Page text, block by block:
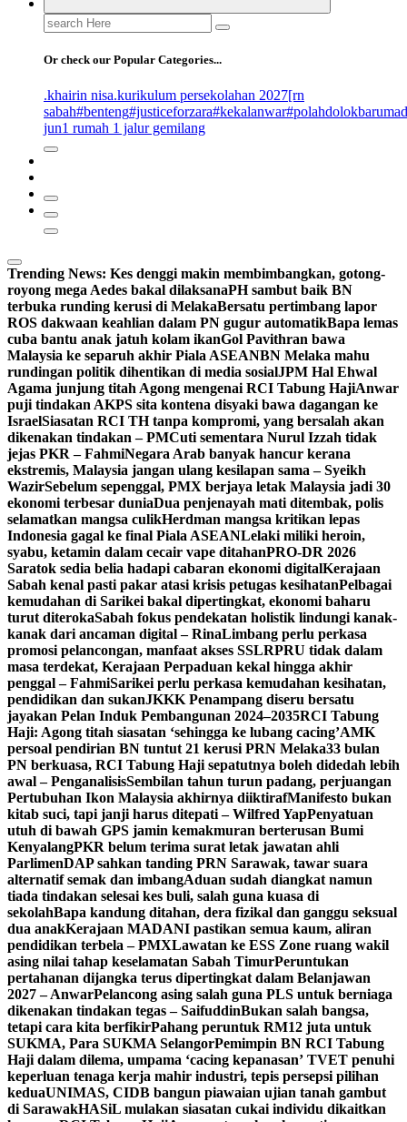
Search
for:
Or check our Popular Categories...
.khairin nisa.kurikulum persekolahan 2027[rn
sabah#benteng#justiceforzara#kekalanwar
jun1 rumah 1 jalur gemilang
Trending News: Kes denggi makin membimbangkan, gotong-
royong mega Aedes bakal dilaksanaPH sambut baik BN
terbuka runding kerusi di MelakaBersatu pertimbang lapor
ROS dakwaan keahlian dalam PN gugur automatikBapa lemas
cuba bantu anak jatuh kolam ikanGol Pavithran bawa
Malaysia ke separuh akhir Piala ASEANBN Melaka mahu
rundingan politik dihentikan di media sosialJPM Hal Ehwal
Agama junjung titah Agong mengenai RCI Tabung HajiAnwar
puji tindakan AKPS sita kontena disyaki bawa dagangan ke
IsraelSiasatan RCI TH tanpa kompromi, yang bersalah akan
dikenakan tindakan – PMCuti sementara Nurul Izzah tidak
jejas PKR – FahmiNegara Arab banyak hancur kerana
ekstremis, Malaysia jangan ulang kesilapan sama – Syeikh
WazirSebelum sepenggal, PMX berjaya letak Malaysia jadi 30
ekonomi terbesar duniaDua penjenayah mati ditembak, polis
selamatkan mangsa culikHerdman mangsa kritikan lepas
Indonesia gagal ke final Piala ASEANLelaki miliki heroin,
syabu, ketamin dalam cecair vape ditahanPRO-DR 2026
Saratok sedia belia hadapi cabaran ekonomi digitalKerajaan
Sabah kenal pasti pakar atasi krisis petugas kesihatanPelbagai
kemudahan di Sarikei bakal dipertingkat, ekonomi baharu
turut diterokaSabah fokus pendekatan holistik lindungi kanak-
kanak dari ancaman digital – RinaLimbang perlu perkasa
promosi pelancongan, manfaat akses SSLRPRU tidak dalam
masa terdekat, Kerajaan Perpaduan kekal hingga akhir
penggal – FahmiSarikei perlu perkasa kemudahan kesihatan,
pendidikan dan sukanJKKK Penampang diseru bersatu
jayakan Pelan Induk Pembangunan 2024–2035RCI Tabung
Haji: Agong titah siasatan ‘sehingga ke lubang cacing’AMK
persoal pendirian BN tuntut 21 kerusi PRN Melaka33 bulan
PN berkuasa, RCI Tabung Haji sepatutnya boleh didedah lebih
awal – PenganalisisSembilan tahun turun padang, perjuangan
Pertubuhan Ikon Malaysia akhirnya diiktirafManifesto bukan
kitab suci, tapi janji harus ditepati – Wilfred YapPenyatuan
utuh di bawah GPS jamin kemakmuran berterusan Bumi
KenyalangPKR belum terima surat letak jawatan ahli
ParlimenDAP sahkan tanding PRN Sarawak, tawar suara
alternatif semak dan imbangAduan sudah diangkat namun
tiada tindakan selesai kes buli, salah guna kuasa di
sekolahBapa kandung ditahan, dera fizikal dan ganggu seksual
dua anakKerajaan MADANI pastikan semua kaum, aliran
pendidikan terbela – PMXLawatan ke ESS Zone ruang wakil
asing nilai tahap keselamatan Sabah TimurPeruntukan
pertahanan dijangka terus dipertingkat dalam Belanjawan
2027 – AnwarPelancong asing salah guna PLS untuk berniaga
dikenakan tindakan tegas – SaifuddinBukan salah bangsa,
tetapi cara kita berfikirPahang peruntuk RM12 juta untuk
SUKMA, Para SUKMA SelangorPemimpin BN RCI Tabung
Haji dalam dilema, umpama ‘cacing kepanasan’ TVET penuhi
keperluan tenaga kerja mahir industri, tepis persepsi pilihan
keduaUNIMAS, CIDB bangun piawaian ujian tanah gambut
di SarawakHASiL mulakan siasatan cukai individu dikaitkan